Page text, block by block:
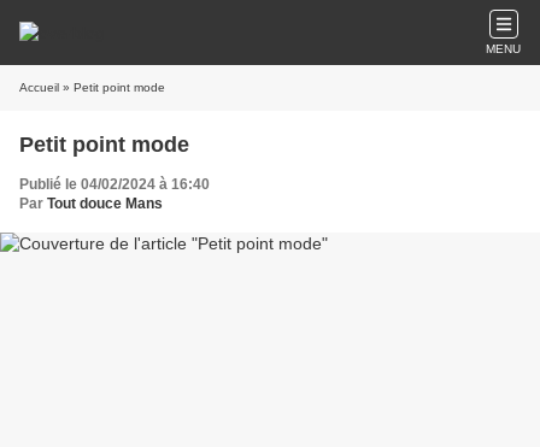
MENU
Accueil » Petit point mode
Petit point mode
Publié le 04/02/2024 à 16:40
Par Tout douce Mans